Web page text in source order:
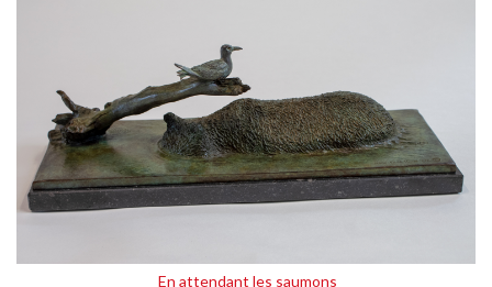
En attendant les saumons